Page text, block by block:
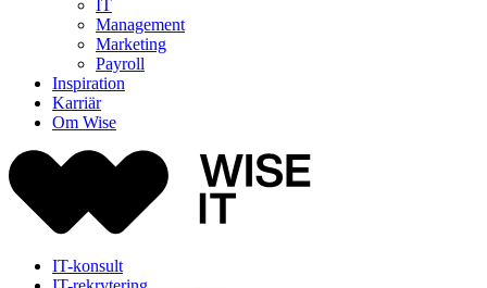
IT
Management
Marketing
Payroll
Inspiration
Karriär
Om Wise
IT-konsult